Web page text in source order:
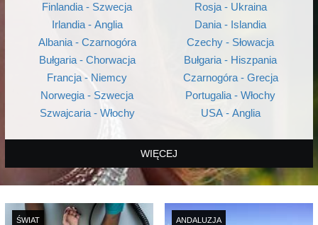
Finlandia - Szwecja
Irlandia - Anglia
Albania - Czarnogóra
Bułgaria - Chorwacja
Francja - Niemcy
Norwegia - Szwecja
Szwajcaria - Włochy
Rosja - Ukraina
Dania - Islandia
Czechy - Słowacja
Bułgaria - Hiszpania
Czarnogóra - Grecja
Portugalia - Włochy
USA - Anglia
WIĘCEJ
ŚWIAT ANDALUZJA